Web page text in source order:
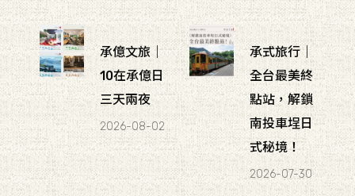
承億文旅｜
10在承億日
三天兩夜
2026-08-02
承式旅行｜
全台最美終
點站，解鎖
南投車埕日
式秘境！
2026-07-30